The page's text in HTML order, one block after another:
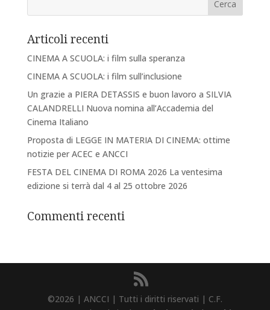
Articoli recenti
CINEMA A SCUOLA: i film sulla speranza
CINEMA A SCUOLA: i film sull’inclusione
Un grazie a PIERA DETASSIS e buon lavoro a SILVIA
CALANDRELLI Nuova nomina all’Accademia del
Cinema Italiano
Proposta di LEGGE IN MATERIA DI CINEMA: ottime
notizie per ACEC e ANCCI
FESTA DEL CINEMA DI ROMA 2026 La ventesima
edizione si terrà dal 4 al 25 ottobre 2026
Commenti recenti
©2026 | ANCCI | Tutti i diritti riservati | C.F.